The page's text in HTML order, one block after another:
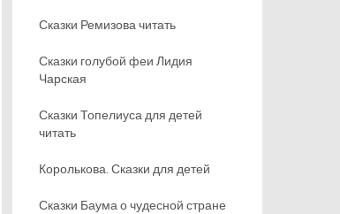
Сказки Ремизова читать
Сказки голубой феи Лидия
Чарская
Сказки Топелиуса для детей
читать
Королькова. Сказки для детей
Сказки Баума о чудесной стране